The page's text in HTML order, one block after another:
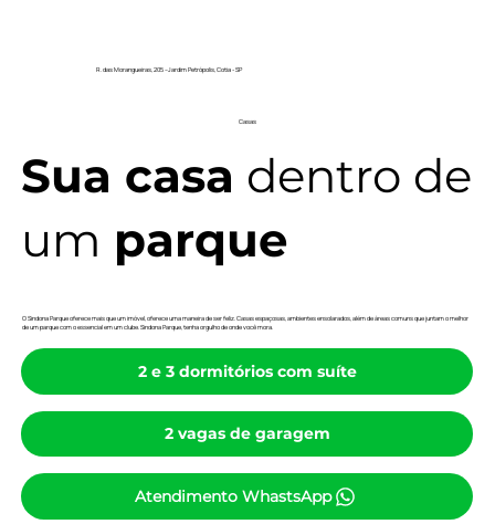
Sua casa dentro de
um parque
O Sindona Parque oferece mais que um imóvel, oferece uma maneira de ser feliz. Casas espaçosas, ambientes ensolarados, além de áreas comuns que juntam o melhor
de um parque com o essencial em um clube. Sindona Parque, tenha orgulho de onde você mora.
2 e 3 dormitórios com suíte
2 vagas de garagem
Atendimento WhastsApp
R. das Morangueiras, 205 –Jardim Petrópolis, Cotia - SP
Casas